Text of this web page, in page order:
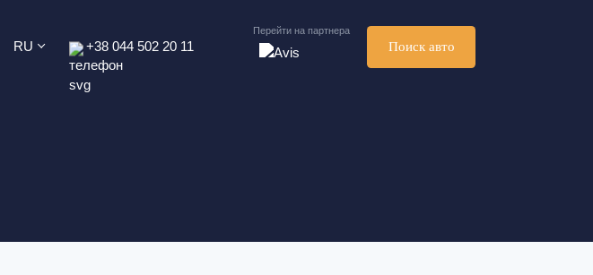
RU +38 044 502 20 11
Перейти на партнера
Поиск авто